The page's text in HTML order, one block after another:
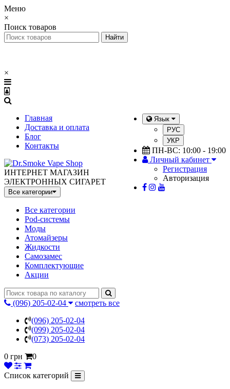
Меню
×
Поиск товаров
×
Главная
Доставка и оплата
Блог
Контакты
Язык
РУС
УКР
ПН-ВС: 10:00 - 19:00
Личный кабинет
Регистрация
Авторизация
ИНТЕРНЕТ МАГАЗИН
ЭЛЕКТРОННЫХ СИГАРЕТ
Все категории
Все категории
Pod-системы
Моды
Атомайзеры
Жидкости
Самозамес
Комплектующие
Акции
(096) 205-02-04
смотреть все
(096) 205-02-04
(099) 205-02-04
(073) 205-02-04
0 грн
0
Список категорий